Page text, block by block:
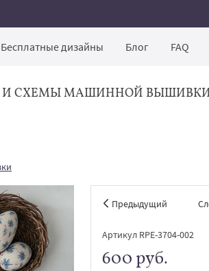
Бесплатные дизайны Блог FAQ
СХЕМЫ МАШИННОЙ
Предыдущий
Артикул RPE-3704-002
600 руб.